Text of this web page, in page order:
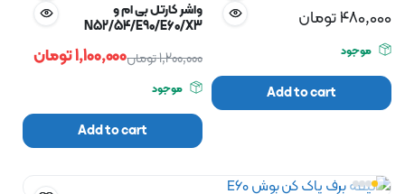
480,000تومان
موجود
Add to cart
واشر کارتل بی ام و
N52/54/E90/E60/X3
1,200,000تومان1,100,000تومان
موجود
Add to cart